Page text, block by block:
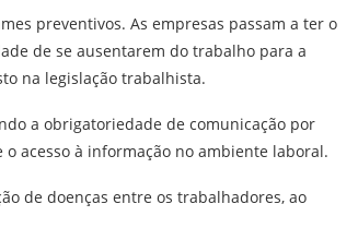
preventivos. As empresas passam a ter o
de se ausentarem do trabalho para a
na legislação trabalhista.
a obrigatoriedade de comunicação por
acesso à informação no ambiente laboral.
de doenças entre os trabalhadores, ao